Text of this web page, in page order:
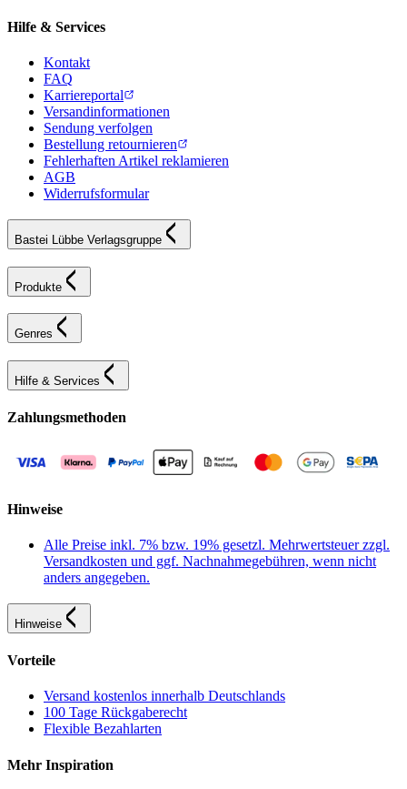
Hilfe & Services
Kontakt
FAQ
Karriereportal
Versandinformationen
Sendung verfolgen
Bestellung retournieren
Fehlerhaften Artikel reklamieren
AGB
Widerrufsformular
Bastei Lübbe Verlagsgruppe
Produkte
Genres
Hilfe & Services
Zahlungsmethoden
Hinweise
Alle Preise inkl. 7% bzw. 19% gesetzl. Mehrwertsteuer zzgl.
Versandkosten und ggf. Nachnahmegebühren, wenn nicht
anders angegeben.
Hinweise
Vorteile
Versand kostenlos innerhalb Deutschlands
100 Tage Rückgaberecht
Flexible Bezahlarten
Mehr Inspiration